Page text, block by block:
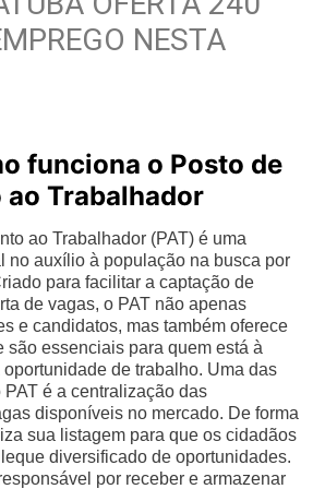
NESTA
funciona o Posto de
Trabalhador
ao Trabalhador (PAT) é uma
no auxílio à população na busca por
para facilitar a captação de
de vagas, o PAT não apenas
e candidatos, mas também oferece
são essenciais para quem está à
de trabalho. Uma das
é a centralização das
disponíveis no mercado. De forma
sua listagem para que os cidadãos
diversificado de oportunidades.
por receber e armazenar